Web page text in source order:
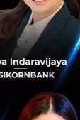
แรกของปี
อนผันกฎเก
ให้แก่ลูกหนี้